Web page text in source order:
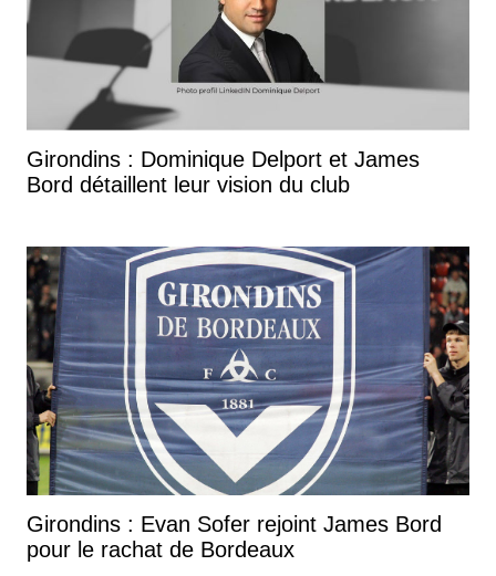
Girondins : Dominique Delport et James
Bord détaillent leur vision du club
Girondins : Evan Sofer rejoint James Bord
pour le rachat de Bordeaux